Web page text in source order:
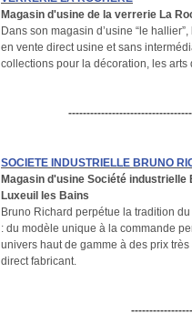
Magasin d'usine de la verrerie La
Dans son magasin d’usine “le
en vente direct usine et sans
collections pour la décoration, les arts
SOCIETE INDUSTRIELLE BRUNO
Magasin d'usine Société industrielle
Luxeuil les Bains
Bruno Richard perpétue la tradition
: du modèle unique à la commande
univers haut de gamme à des prix
direct fabricant.